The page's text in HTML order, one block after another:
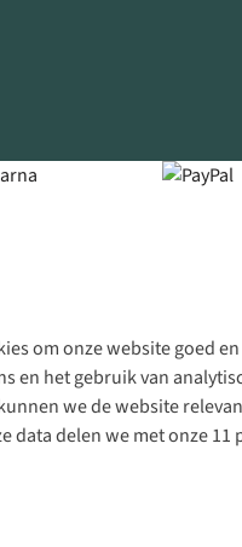
om onze website goed
en het gebruik van
we de website
data delen we met onze 11